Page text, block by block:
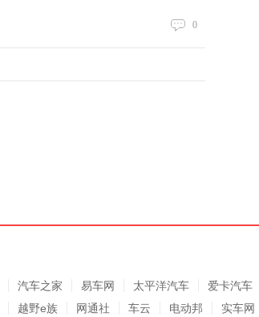
0
汽车之家 易车网 太平洋汽车 爱卡汽车
越野e族 网通社 车云 电动邦 实车网